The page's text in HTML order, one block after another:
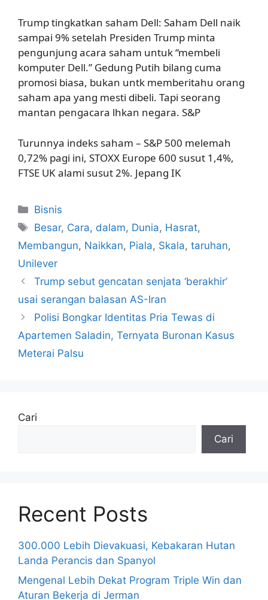
Trump tingkatkan saham Dell: Saham Dell naik
sampai 9% setelah Presiden Trump minta
pengunjung acara saham untuk “membeli
komputer Dell.” Gedung Putih bilang cuma
promosi biasa, bukan untk memberitahu orang
saham apa yang mesti dibeli. Tapi seorang
mantan pengacara lhkan negara. S&P
Turunnya indeks saham – S&P 500 melemah
0,72% pagi ini, STOXX Europe 600 susut 1,4%,
FTSE UK alami susut 2%. Jepang IK
Kategori
Bisnis
Tag
Besar, Cara, dalam, Dunia, Hasrat,
Membangun, Naikkan, Piala, Skala, taruhan,
Unilever
Trump sebut gencatan senjata ‘berakhir’
usai serangan balasan AS-Iran
Polisi Bongkar Identitas Pria Tewas di
Apartemen Saladin, Ternyata Buronan Kasus
Meterai Palsu
Cari
Cari
Recent Posts
300.000 Lebih Dievakuasi, Kebakaran Hutan
Landa Perancis dan Spanyol
Mengenal Lebih Dekat Program Triple Win dan
Aturan Bekerja di Jerman